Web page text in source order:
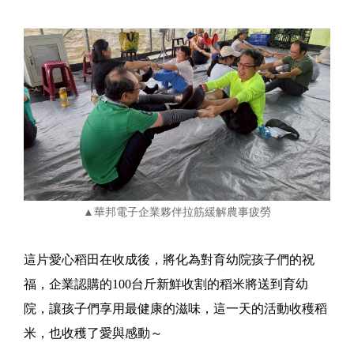
▲華邦電子企業夥伴拉筋緩解農事疲勞
這片愛心稻田在收成後，將化為對育幼院孩子們的祝
福，企業認購的100台斤新鮮收割的稻米將送到育幼
院，讓孩子們享用最健康的滋味，這一天的活動收穫稻
米，也收穫了愛與感動～